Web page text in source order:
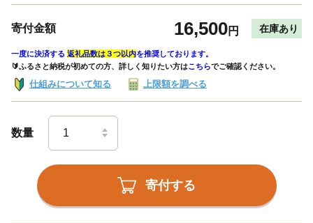
寄付金額 16,500円 在庫あり
一度に決済する 返礼品数は３つ以内を推奨しております。
🔰ふるさと納税が初めての方、詳しく知りたい方はこちらでご確認ください。
仕組みについて知る 上限額を調べる
数量
寄付する